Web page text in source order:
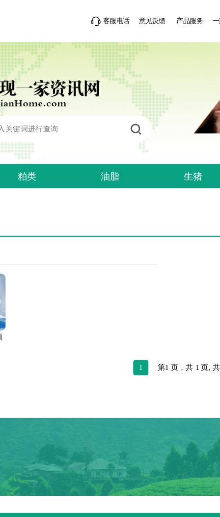
客服电话 意见反馈 产品服务
粕类 油脂 生猪
1 第1 页，共 1 页,